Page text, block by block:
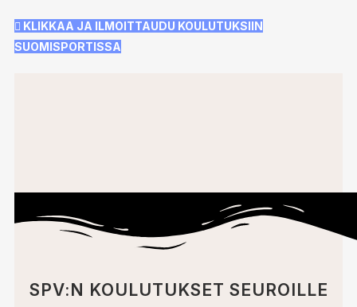
KLIKKAA JA ILMOITTAUDU KOULUTUKSIIN
SUOMISPORTISSA
SPV:N KOULUTUKSET SEUROILLE